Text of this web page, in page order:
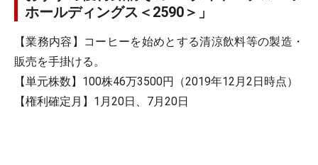
ホールディングス＜2590＞」
【業務内容】コーヒーを始めとする清涼飲料等の製造・
販売を手掛ける。
【単元株数】100株46万3500円（2019年12月2日時点）
【権利確定月】1月20日、7月20日